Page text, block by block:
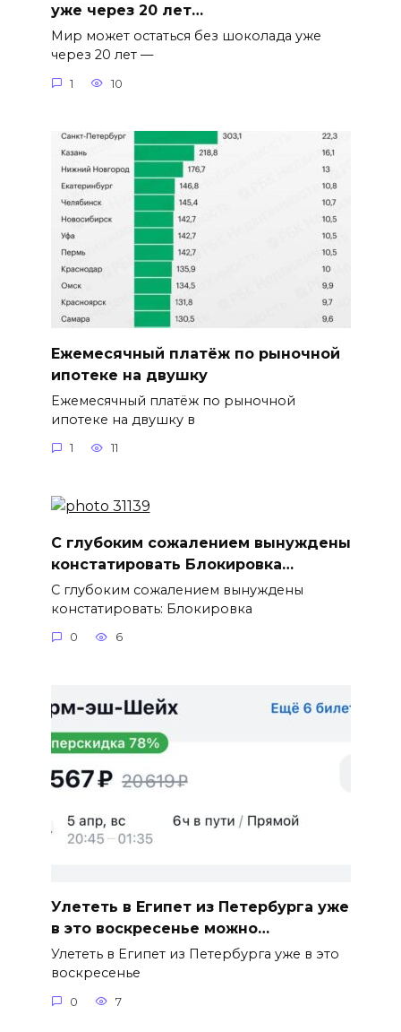
уже через 20 лет…
Мир может остаться без шоколада уже
через 20 лет —
1 10
Ежемесячный платёж по рыночной
ипотеке на двушку
Ежемесячный платёж по рыночной
ипотеке на двушку в
1 11
С глубоким сожалением вынуждены
констатировать Блокировка…
С глубоким сожалением вынуждены
констатировать: Блокировка
0 6
Улететь в Египет из Петербурга уже
в это воскресенье можно…
Улететь в Египет из Петербурга уже в это
воскресенье
0 7